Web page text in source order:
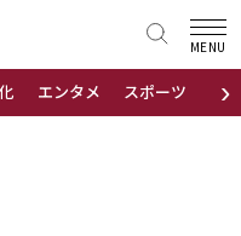
›
エンタメ スポーツ 地域
MENU